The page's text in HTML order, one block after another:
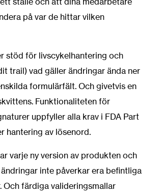
på var de hittar vilken
stöd för livscykelhantering och
trail) vad gäller ändringar ända ner
formulärfält. Och givetvis en
Funktionaliteten för
uppfyller alla krav i FDA Part
hantering av lösenord.
varje ny version av produkten och
inte påverkar era befintliga
Och färdiga valideringsmallar